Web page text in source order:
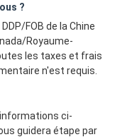
?
FOB de la Chine
Royaume-
les taxes et frais
n'est requis.
ci-
guidera étape par